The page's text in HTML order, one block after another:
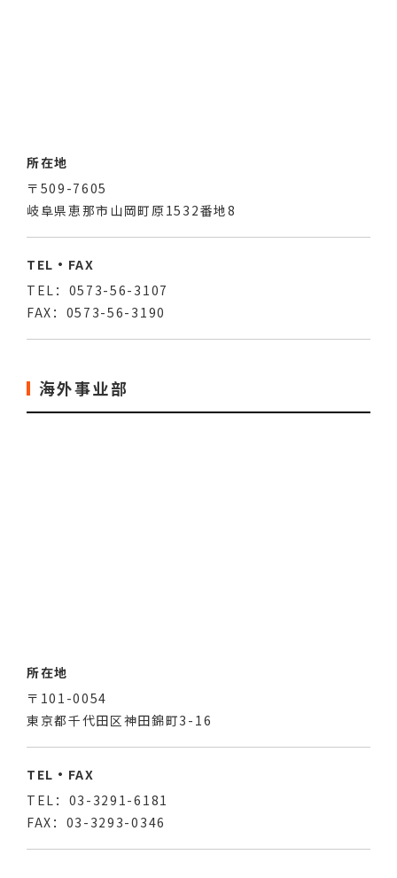
所在地
〒509-7605
岐阜県恵那市山岡町原1532番地8
TEL・FAX
TEL：0573-56-3107
FAX：0573-56-3190
海外事业部
所在地
〒101-0054
東京都千代田区神田錦町3-16
TEL・FAX
TEL：03-3291-6181
FAX：03-3293-0346